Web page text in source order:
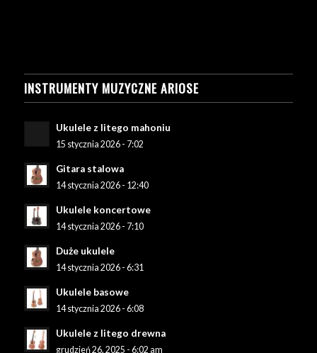
INSTRUMENTY MUZYCZNE ARIOSE
Ukulele z litego mahoniu
15 stycznia 2026 - 7:02
Gitara stalowa
14 stycznia 2026 - 12:40
Ukulele koncertowe
14 stycznia 2026 - 7:10
Duże ukulele
14 stycznia 2026 - 6:31
Ukulele basowe
14 stycznia 2026 - 6:08
Ukulele z litego drewna
grudzień 26, 2025 - 6:02 am